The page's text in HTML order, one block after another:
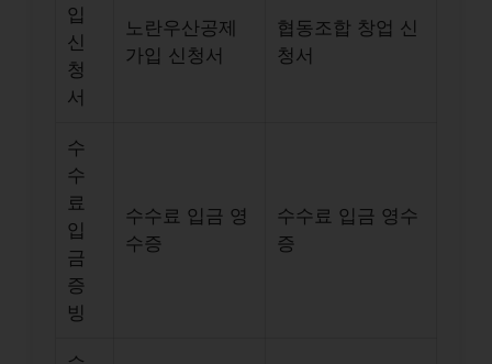
입
신
청
서
노란우산공제
가입 신청서
협동조합 창업 신
청서
수
수
료
입
금
증
빙
수수료 입금 영
수증
수수료 입금 영수
증